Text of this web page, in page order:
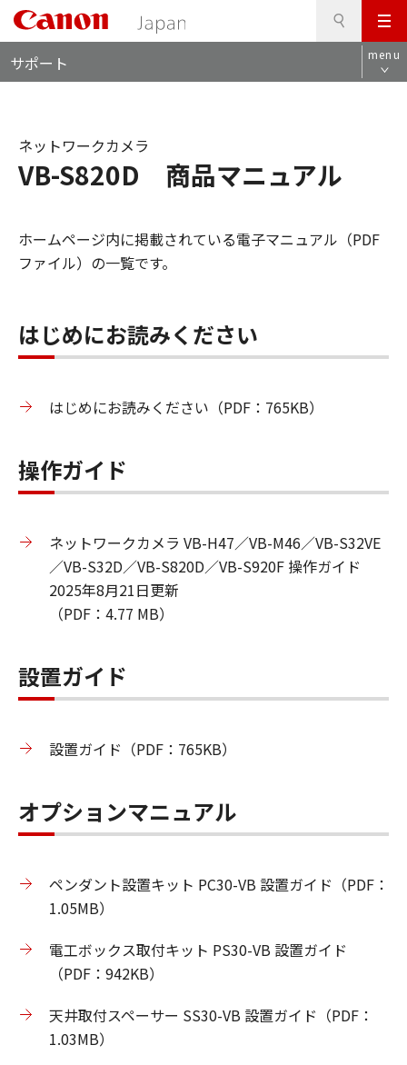
メ
ニ
ュ
サポート menu
VB-S820D 商品マニュアル
ネットワークカメラ
ホームページ内に掲載されている電子マニュアル（PDF
ファイル）の一覧です。
はじめにお読みください
はじめにお読みください（PDF：765KB）
操作ガイド
ネットワークカメラ VB-H47／VB-M46／VB-S32VE
／VB-S32D／VB-S820D／VB-S920F 操作ガイド
2025年8月21日更新
（PDF：4.77 MB）
設置ガイド
設置ガイド（PDF：765KB）
オプションマニュアル
ペンダント設置キット PC30-VB 設置ガイド（PDF：
1.05MB）
電工ボックス取付キット PS30-VB 設置ガイド
（PDF：942KB）
天井取付スペーサー SS30-VB 設置ガイド（PDF：
1.03MB）